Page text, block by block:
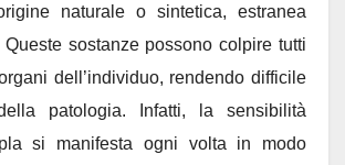
naturale o sintetica, estranea
Queste sostanze possono colpire tutti
dell’individuo, rendendo difficile
patologia. Infatti, la sensibilità
si manifesta ogni volta in modo